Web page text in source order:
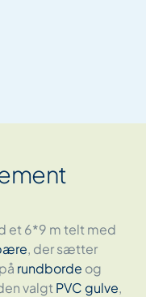
et 6*9 m telt med
, der sætter
rundborde og
valgt PVC gulve,